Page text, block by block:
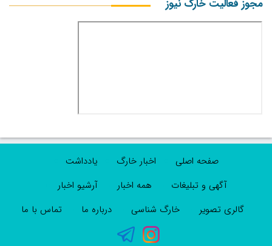
مجوز فعالیت خارگ نیوز
صفحه اصلی اخبار خارگ
یادداشت
آگهی و تبلیغات
همه اخبار
آرشیو اخبار
گالری تصویر
خارگ شناسی درباره ما تماس با ما